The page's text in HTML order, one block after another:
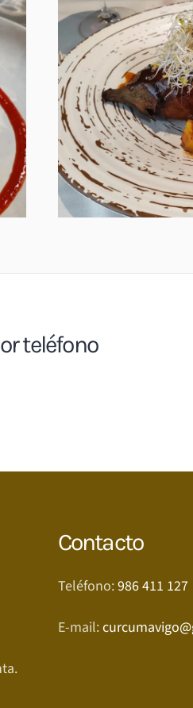
teléfono
Contacto
Teléfono:986 411 127
E-mail: